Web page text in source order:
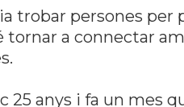
trobar persones per
tornar a connectar
25 anys i fa un mes